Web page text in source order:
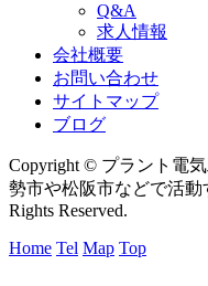
Q&A
求人情報
会社概要
お問い合わせ
サイトマップ
ブログ
Copyright © プラント電
勢市や松阪市などで活
Rights Reserved.
Home Tel Map Top